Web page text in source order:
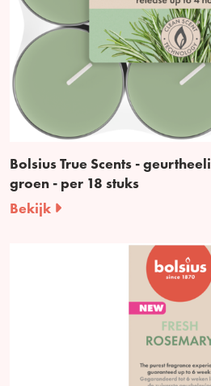
Bolsius True Scents -
groen - per 18 stuks
Bekijk